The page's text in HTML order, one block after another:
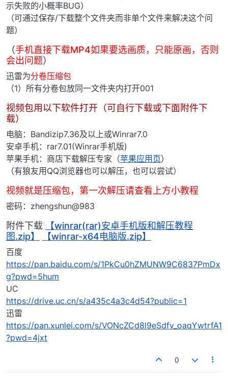
示失败的小概率BUG）
（可通过保存/下载整个文件夹而非单个文件来解决这个问
题）
（手机直接下载MP4如果要选画质，只能原画，否则
会出问题）
迅雷为分卷压缩包
（1）所有分卷包放同一文件夹内打开001
视频包用以下软件打开（可自行下载或下面附件下
载）
电脑：Bandizip7.36及以上或Winrar7.0
安卓手机：rar7.01(Winrar手机版)
苹果手机：商店下载解压专家（苹果应用页）
（有狼友用QQ浏览器也可以解压，也可以尝试）
视频就是压缩包，第一次解压请查看上方小教程
密码：zhengshun@983
附件下载
【winrar(rar)安卓手机版和解压教程
图.zip】
【winrar-x64电脑版.zip】
百度
https://pan.baidu.com/s/1PkCu0hZMUNW9C6837PmDx
g?pwd=5hum
UC
https://drive.uc.cn/s/a435c4a3c4d54?public=1
迅雷
https://pan.xunlei.com/s/VONcZCd8l9eSdfv_oaqYwtrfA1
?pwd=4jxt
0